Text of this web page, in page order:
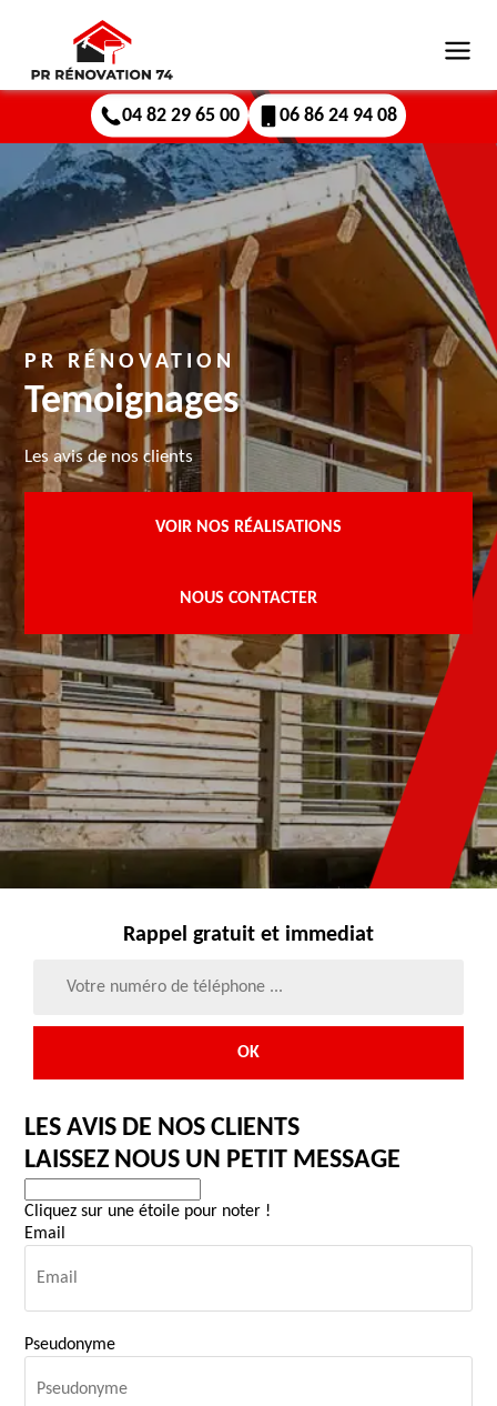
04 82 29 65 00 06 86 24 94 08
PR RÉNOVATION
Temoignages
Les avis de nos clients
VOIR NOS RÉALISATIONS
NOUS CONTACTER
Rappel gratuit et immediat
LES AVIS DE NOS CLIENTS
LAISSEZ NOUS UN PETIT MESSAGE
Cliquez sur une étoile pour noter !
Email
Pseudonyme